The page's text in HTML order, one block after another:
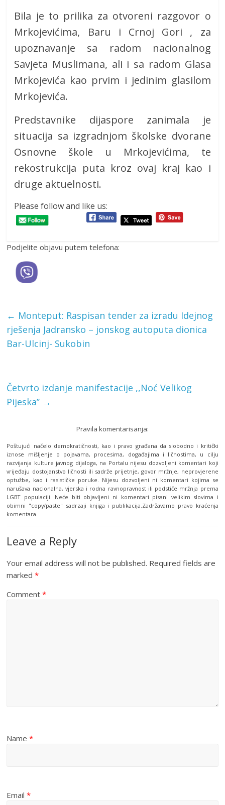
Bila je to prilika za otvoreni razgovor o
Mrkojevićima, Baru i Crnoj Gori , za
upoznavanje sa radom nacionalnog
Savjeta Muslimana, ali i sa radom Glasa
Mrkojevića kao prvim i jedinim glasilom
Mrkojevića.
Predstavnike dijaspore zanimala je
situacija sa izgradnjom školske dvorane
Osnovne škole u Mrkojevićima, te
rekostrukcija puta kroz ovaj kraj kao i
druge aktuelnosti.
Please follow and like us:
Podjelite objavu putem telefona:
← Monteput: Raspisan tender za izradu Idejnog
rješenja Jadransko – jonskog autoputa dionica
Bar-Ulcinj- Sukobin
Četvrto izdanje manifestacije ,,Noć Velikog
Pijeska’’ →
Pravila komentarisanja:
Poštujući načelo demokratičnosti, kao i pravo građana da slobodno i kritički
iznose mišljenje o pojavama, procesima, događajima i ličnostima, u cilju
razvijanja kulture javnog dijaloga, na Portalu nijesu dozvoljeni komentari koji
vrijeđaju dostojanstvo ličnosti ili sadrže prijetnje, govor mržnje, neprovjerene
optužbe, kao i rasističke poruke. Nijesu dozvoljeni ni komentari kojima se
narušava nacionalna, vjerska i rodna ravnopravnost ili podstiče mržnja prema
LGBT populaciji. Neće biti objavljeni ni komentari pisani velikim slovima i
obimni "copy/paste" sadrzaji knjiga i publikacija.Zadržavamo pravo kraćenja
komentara.
Leave a Reply
Your email address will not be published. Required fields are
marked*
Comment*
Name*
Email*